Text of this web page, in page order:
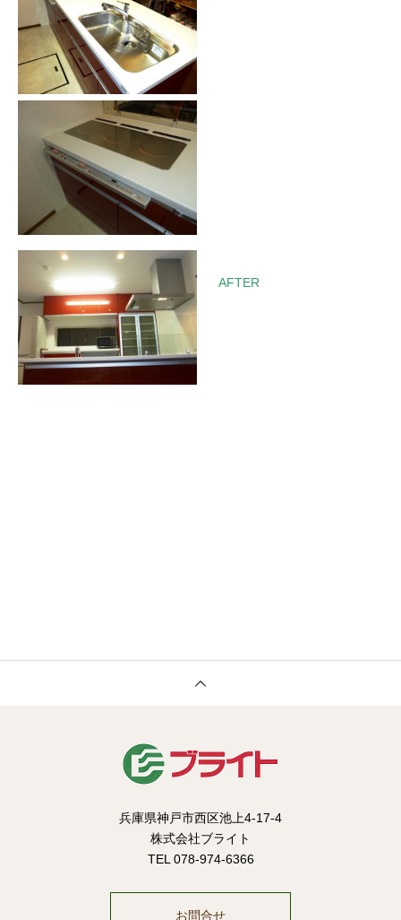
AFTER
兵庫県神戸市西区池上4-17-4
株式会社ブライト
TEL 078-974-6366
お問合せ